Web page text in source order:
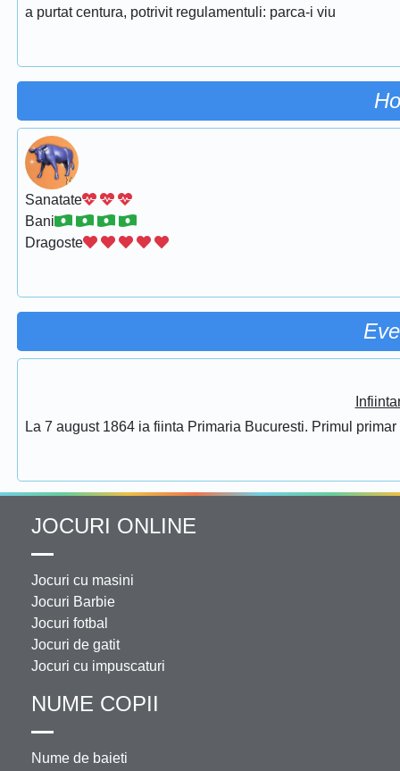
a purtat centura, potrivit regulamentuli: parca-i viu
Sanatate
Bani
Dragoste
La 7 august 1864 ia fiinta Primaria Bucuresti. Primul
JOCURI ONLINE
Jocuri cu masini
Jocuri Barbie
Jocuri fotbal
Jocuri de gatit
Jocuri cu impuscaturi
NUME COPII
Nume de baieti